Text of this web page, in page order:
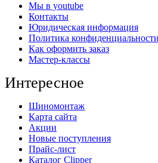
Мы в youtube
Контакты
Юридическая информация
Политика конфиденциальности
Как оформить заказ
Мастер-классы
Интересное
Шиномонтаж
Карта сайта
Акции
Новые поступления
Прайс-лист
Каталог Clipper